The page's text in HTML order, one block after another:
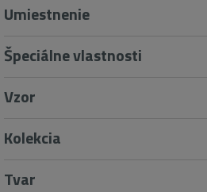
Umiestnenie
Špeciálne vlastnosti
Vzor
Kolekcia
Tvar